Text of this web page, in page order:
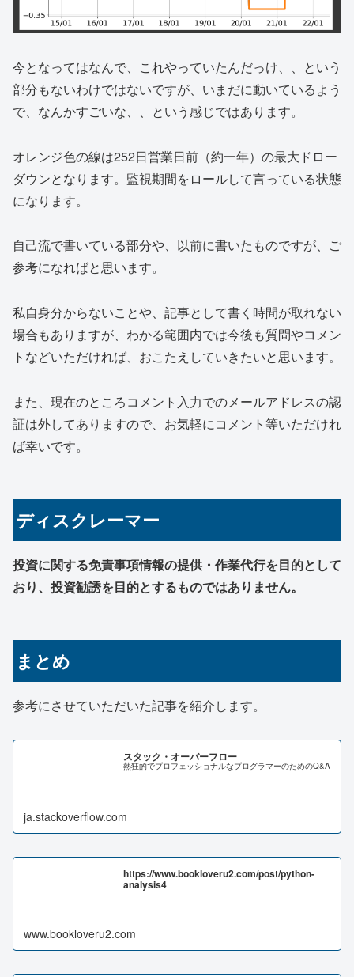
今となってはなんで、これやっていたんだっけ、、という
部分もないわけではないですが、いまだに動いているよう
で、なんかすごいな、、という感じではあります。
オレンジ色の線は252日営業日前（約一年）の最大ドロー
ダウンとなります。監視期間をロールして言っている状態
になります。
自己流で書いている部分や、以前に書いたものですが、ご
参考になればと思います。
私自身分からないことや、記事として書く時間が取れない
場合もありますが、わかる範囲内では今後も質問やコメン
トなどいただければ、おこたえしていきたいと思います。
また、現在のところコメント入力でのメールアドレスの認
証は外してありますので、お気軽にコメント等いただけれ
ば幸いです。
ディスクレーマー
投資に関する免責事項情報の提供・作業代行を目的として
おり、投資勧誘を目的とするものではありません。
まとめ
参考にさせていただいた記事を紹介します。
スタック・オーバーフロー
熱狂的でプロフェッショナルなプログラマーのためのQ&A
ja.stackoverflow.com
https://www.bookloveru2.com/post/python-
analysis4
www.bookloveru2.com